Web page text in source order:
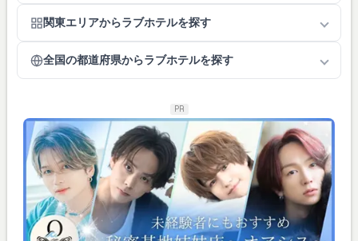
関東エリアからラブホテルを探す
全国の都道府県からラブホテルを探す
PR